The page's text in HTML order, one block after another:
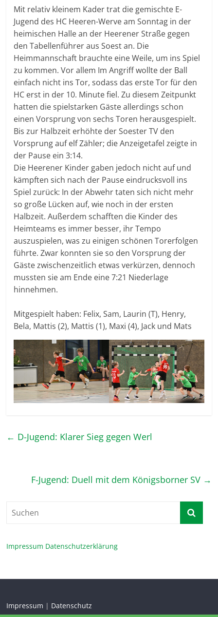
Mit relativ kleinem Kader trat die gemischte E-
Jugend des HC Heeren-Werve am Sonntag in der
heimischen Halle an der Heerener Straße gegen
den Tabellenführer aus Soest an. Die
Heimmannschaft brauchte eine Weile, um ins Spiel
zu kommen. Vor allem Im Angriff wollte der Ball
einfach nicht ins Tor, sodass das erste Tor für den
HC erst in der 10. Minute fiel. Zu diesem Zeitpunkt
hatten die spielstarken Gäste allerdings schon
einen Vorsprung von sechs Toren herausgespielt.
Bis zur Halbzeit erhöhte der Soester TV den
Vorsprung auf elf Zähler; die Anzeigetafel zeigte in
der Pause ein 3:14.
Die Heerener Kinder gaben jedoch nicht auf und
kämpften sich nach der Pause eindrucksvoll ins
Spiel zurück: In der Abwehr taten sich nicht mehr
so große Lücken auf, wie noch in der ersten
Halbzeit. Außerdem schafften die Kinder des
Heimteams es immer besser, ihr Tempo
auszuspielen, was zu einigen schönen Torerfolgen
führte. Zwar konnten sie so den Vorsprung der
Gäste zwischenzeitlich etwas verkürzen, dennoch
mussten sie am Ende eine 7:21 Niederlage
hinnehmen.
Mitgespielt haben: Felix, Sam, Laurin (T), Henry,
Bela, Mattis (2), Mattis (1), Maxi (4), Jack und Mats
← D-Jugend: Klarer Sieg gegen Werl
F-Jugend: Duell mit dem Königsborner SV →
Impressum Datenschutzerklärung
Impressum | Datenschutz